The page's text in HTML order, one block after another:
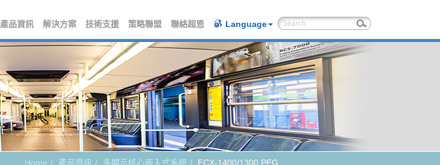
產品資訊 解決方案 技術支援 策略聯盟 聯絡超恩 Language
Home 產品資訊 多顯示核心嵌入式系統 ECX-1400/1300 PEG